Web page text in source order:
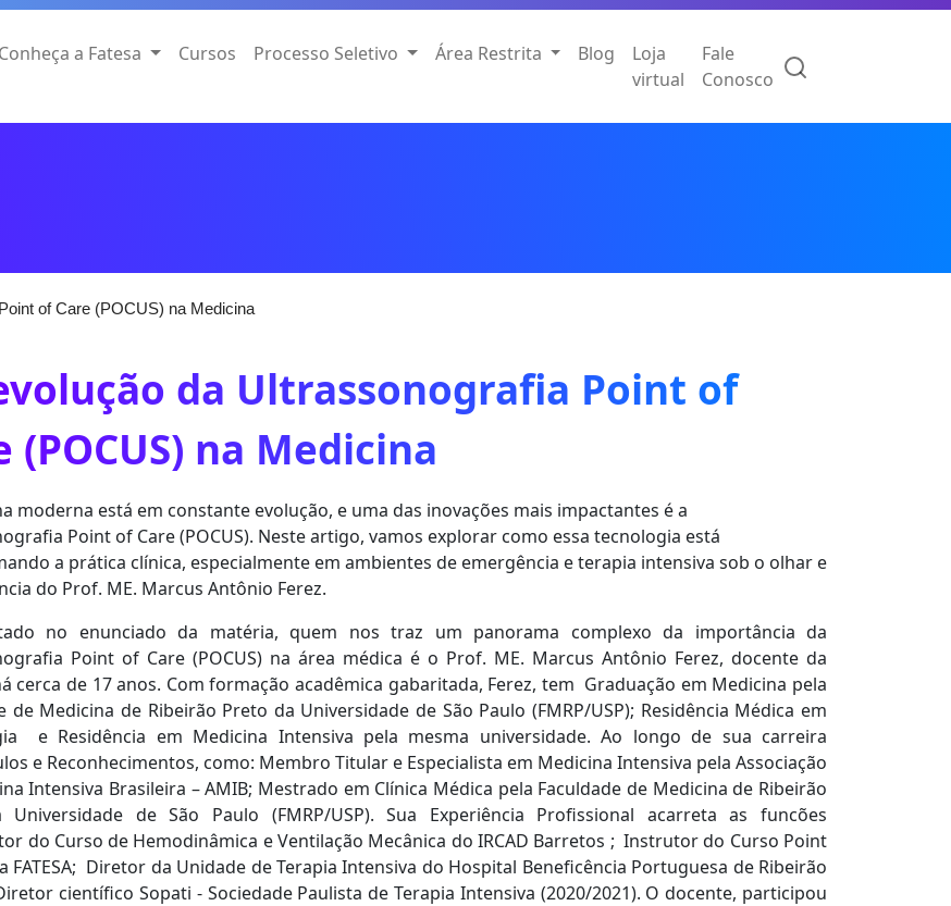
Conheça a Fatesa Cursos Processo Seletivo Área Restrita Blog
Loja
virtual
Fale
Conosco
of Care (POCUS) na Medicina
da Ultrassonografia Point of
(POCUS) na Medicina
moderna está em constante evolução, e uma das inovações mais impactantes é a
Point of Care (POCUS). Neste artigo, vamos explorar como essa tecnologia está
a prática clínica, especialmente em ambientes de emergência e terapia intensiva sob o olhar e
do Prof. ME. Marcus Antônio Ferez.
no enunciado da matéria, quem nos traz um panorama complexo da importância da
Point of Care (POCUS) na área médica é o Prof. ME. Marcus Antônio Ferez, docente da
cerca de 17 anos. Com formação acadêmica gabaritada, Ferez, tem Graduação em Medicina pela
de Medicina de Ribeirão Preto da Universidade de São Paulo (FMRP/USP); Residência Médica em
e Residência em Medicina Intensiva pela mesma universidade. Ao longo de sua carreira
e Reconhecimentos, como: Membro Titular e Especialista em Medicina Intensiva pela Associação
Intensiva Brasileira – AMIB; Mestrado em Clínica Médica pela Faculdade de Medicina de Ribeirão
Universidade de São Paulo (FMRP/USP). Sua Experiência Profissional acarreta as funcões
do Curso de Hemodinâmica e Ventilação Mecânica do IRCAD Barretos ; Instrutor do Curso Point
FATESA; Diretor da Unidade de Terapia Intensiva do Hospital Beneficência Portuguesa de Ribeirão
científico Sopati - Sociedade Paulista de Terapia Intensiva (2020/2021). O docente, participou